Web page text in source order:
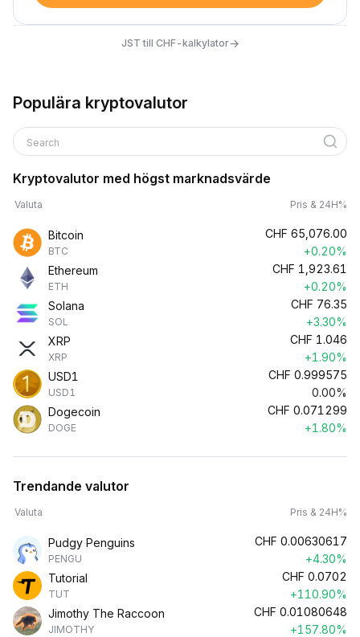
JST till CHF-kalkylator→
Populära kryptovalutor
Search
Kryptovalutor med högst marknadsvärde
Valuta Pris & 24H%
Bitcoin
BTC
CHF 65,076.00
+0.20%
Ethereum
ETH
CHF 1,923.61
+0.20%
Solana
SOL
CHF 76.35
+3.30%
XRP
XRP
CHF 1.046
+1.90%
USD1
USD1
CHF 0.999575
0.00%
Dogecoin
DOGE
CHF 0.071299
+1.80%
Trendande valutor
Valuta Pris & 24H%
Pudgy Penguins
PENGU
CHF 0.00630617
+4.30%
Tutorial
TUT
CHF 0.0702
+110.90%
Jimothy The Raccoon
JIMOTHY
CHF 0.01080648
+157.80%